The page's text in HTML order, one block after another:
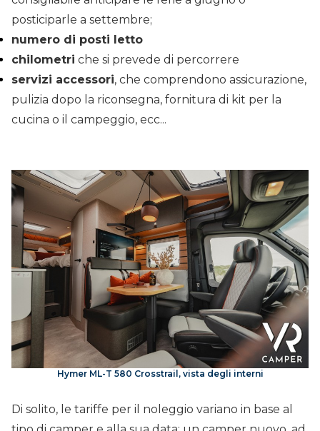
posticiparle a settembre;
numero di posti letto
chilometri che si prevede di percorrere
servizi accessori, che comprendono assicurazione,
pulizia dopo la riconsegna, fornitura di kit per la
cucina o il campeggio, ecc...
Hymer ML-T 580 Crosstrail, vista degli interni
Di solito, le tariffe per il noleggio variano in base al